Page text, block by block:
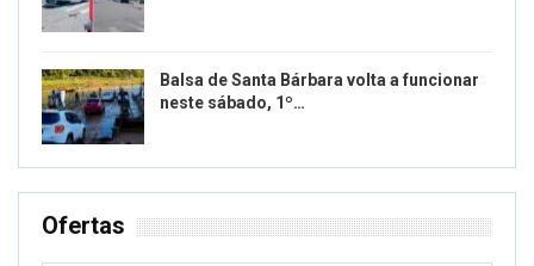
Balsa de Santa Bárbara volta a funcionar
neste sábado, 1º…
Ofertas